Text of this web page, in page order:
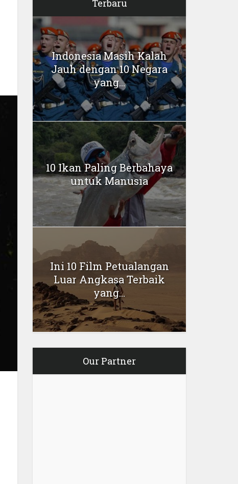
Terbaru
Indonesia Masih Kalah
Jauh dengan 10 Negara
yang...
10 Ikan Paling Berbahaya
untuk Manusia
Ini 10 Film Petualangan
Luar Angkasa Terbaik
yang...
Our Partner